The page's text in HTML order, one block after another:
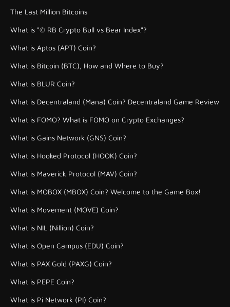
The Last Million Bitcoins
What is "© RB Crypto Bull vs Bear Index"?
What is Aptos (APT) Coin?
What is Bitcoin (BTC), How and Where to Buy?
What is BLUR Coin?
What is Decentraland (Mana) Coin? Decentraland Game Review
What is FOMO? What is FOMO on Crypto Exchanges?
What is Gains Network (GNS) Coin?
What is Hooked Protocol (HOOK) Coin?
What is Maverick Protocol (MAV) Coin?
What is MOBOX (MBOX) Coin? Welcome to the Game Box!
What is Movement (MOVE) Coin?
What is NIL (Nillion) Coin?
What is Open Campus (EDU) Coin?
What is PAX Gold (PAXG) Coin?
What is PEPE Coin?
What is Pi Network (PI) Coin?